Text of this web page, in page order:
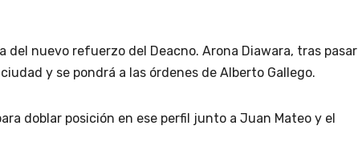
del nuevo refuerzo del Deacno. Arona Diawara, tras pasar
y se pondrá a las órdenes de Alberto Gallego.
doblar posición en ese perfil junto a Juan Mateo y el